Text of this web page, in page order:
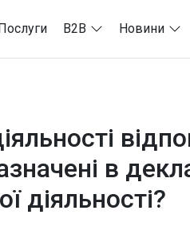
B2B Новини
в
діяльності?